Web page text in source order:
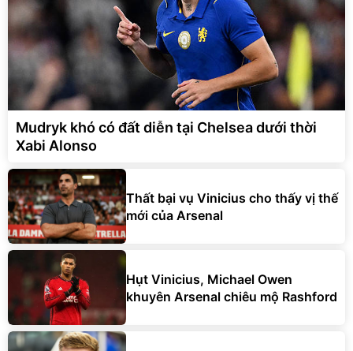
Mudryk khó có đất diễn tại Chelsea dưới thời
Xabi Alonso
Thất bại vụ Vinicius cho thấy vị thế
mới của Arsenal
Hụt Vinicius, Michael Owen
khuyên Arsenal chiêu mộ Rashford